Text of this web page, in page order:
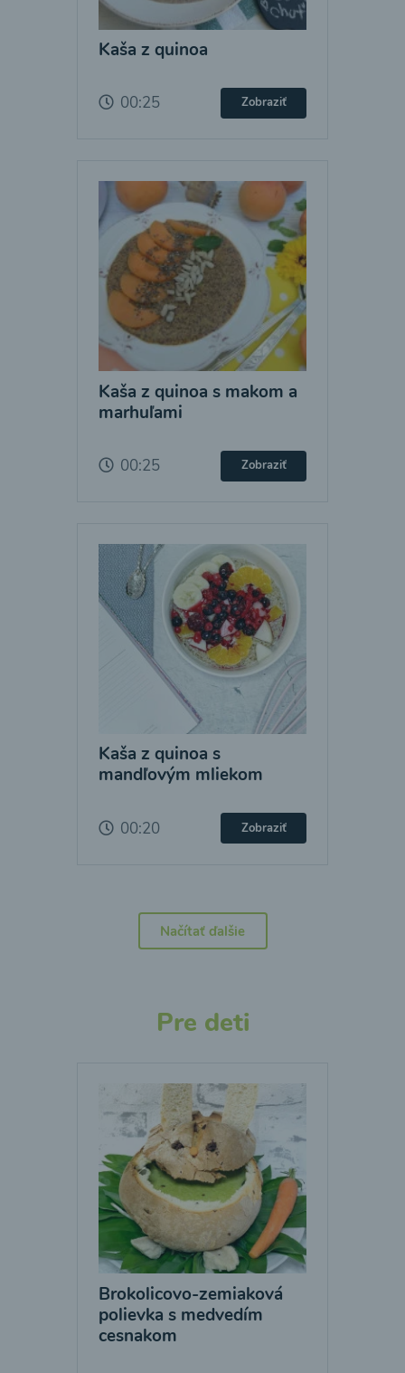
Kaša z quinoa
00:25 Zobraziť
Kaša z quinoa s makom a
marhuľami
00:25 Zobraziť
Kaša z quinoa s
mandľovým mliekom
00:20 Zobraziť
Načítať ďalšie
Pre deti
Brokolicovo-zemiaková
polievka s medvedím
cesnakom